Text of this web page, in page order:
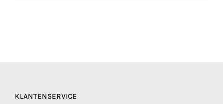
KLANTENSERVICE